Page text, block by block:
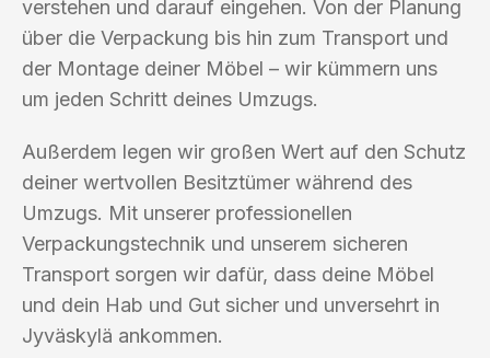
verstehen und darauf eingehen. Von der Planung
über die Verpackung bis hin zum Transport und
der Montage deiner Möbel – wir kümmern uns
um jeden Schritt deines Umzugs.
Außerdem legen wir großen Wert auf den Schutz
deiner wertvollen Besitztümer während des
Umzugs. Mit unserer professionellen
Verpackungstechnik und unserem sicheren
Transport sorgen wir dafür, dass deine Möbel
und dein Hab und Gut sicher und unversehrt in
Jyväskylä ankommen.